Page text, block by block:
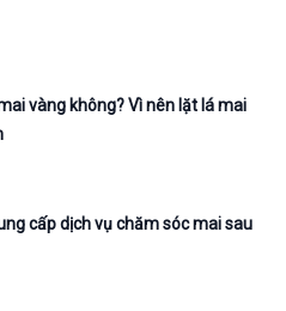
vàng không? Vì nên lặt lá mai
cấp dịch vụ chăm sóc mai sau